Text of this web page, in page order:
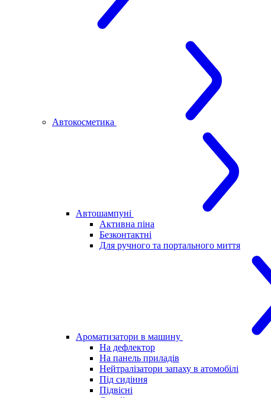
Автокосметика
Автошампуні
Активна піна
Безконтактні
Для ручного та портального миття
Ароматизатори в машину
На дефлектор
На панель приладів
Нейтралізатори запаху в атомобілі
Під сидіння
Підвісні